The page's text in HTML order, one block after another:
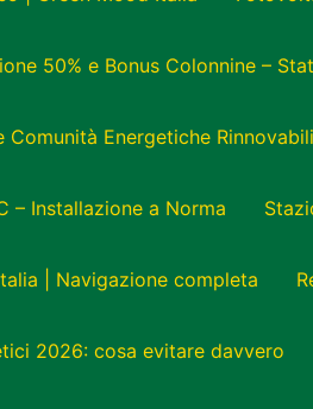
50% e Bonus Colonnine –
Comunità Energetiche
– Installazione a Norma
| Navigazione completa
2026: cosa evitare davvero